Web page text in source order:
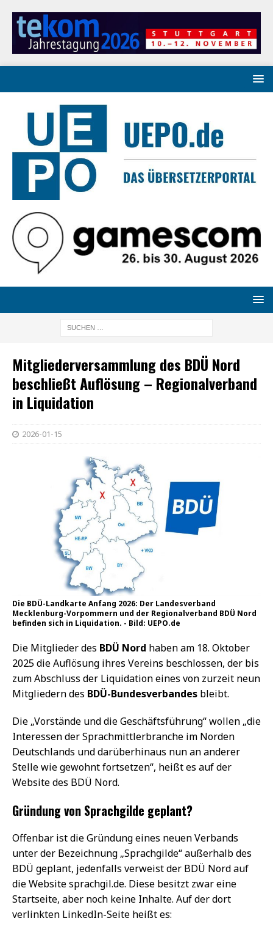
Mitgliederversammlung des BDÜ Nord
beschließt Auflösung – Regionalverband
in Liquidation
2026-01-15
Die BDÜ-Landkarte Anfang 2026: Der Landesverband
Mecklenburg-Vorpommern und der Regionalverband BDÜ Nord
befinden sich in Liquidation. - Bild: UEPO.de
Die Mitglieder des BDÜ Nord haben am 18. Oktober
2025 die Auflösung ihres Vereins beschlossen, der bis
zum Abschluss der Liquidation eines von zurzeit neun
Mitgliedern des BDÜ-Bundesverbandes bleibt.
Die „Vorstände und die Geschäftsführung“ wollen „die
Interessen der Sprachmittlerbranche im Norden
Deutschlands und darüberhinaus nun an anderer
Stelle wie gewohnt fortsetzen“, heißt es auf der
Website des BDÜ Nord.
Gründung von Sprachgilde geplant?
Offenbar ist die Gründung eines neuen Verbands
unter der Bezeichnung „Sprachgilde“ außerhalb des
BDÜ geplant, jedenfalls verweist der BDÜ Nord auf
die Website sprachgil.de. Diese besitzt zwar eine
Startseite, aber noch keine Inhalte. Auf der dort
verlinkten LinkedIn-Seite heißt es: